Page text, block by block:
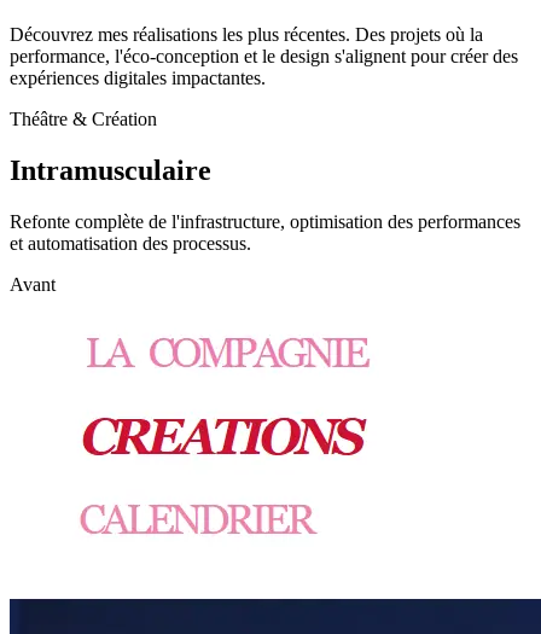
Découvrez mes réalisations les plus récentes. Des projets où la
performance, l'éco-conception et le design s'alignent pour créer des
expériences digitales impactantes.
Théâtre & Création
Intramusculaire
Refonte complète de l'infrastructure, optimisation des performances
et automatisation des processus.
Avant